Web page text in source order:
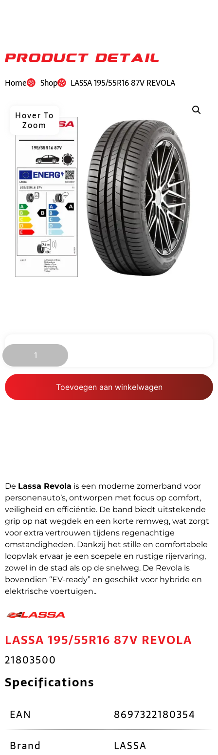
PRODUCT DETAIL
Home Shop LASSA 195/55R16 87V REVOLA
Hover To
Zoom
69.44
Toevoegen aan winkelwagen
De Lassa Revola is een moderne zomerband voor
personenauto’s, ontworpen met focus op comfort,
veiligheid en efficiëntie. De band biedt uitstekende
grip op nat wegdek en een korte remweg, wat zorgt
voor extra vertrouwen tijdens regenachtige
omstandigheden. Dankzij het stille en comfortabele
loopvlak ervaar je een soepele en rustige rijervaring,
zowel in de stad als op de snelweg. De Revola is
bovendien “EV-ready” en geschikt voor hybride en
elektrische voertuigen..
LASSA 195/55R16 87V REVOLA
21803500
Specifications
EAN
8697322180354
Brand
LASSA